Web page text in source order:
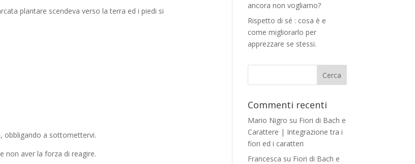
plantare scendeva verso la terra ed i piedi si
obbligando a sottomettervi.
non aver la forza di reagire.
ancora non vogliamo?
Rispetto di sé : cosa è e
come migliorarlo per
apprezzare se stessi.
Commenti recenti
Mario Nigro su Fiori di Bach e
Carattere | Integrazione tra i
fiori ed i caratteri
Francesca su Fiori di Bach e